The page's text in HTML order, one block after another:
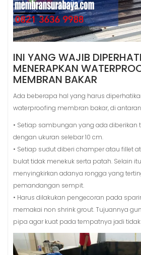
INI YANG WAJIB
MENERAPKAN
MEMBRAN BAKAR
Ada beberapa hal yang harus
waterproofing membran bakar, di
• Setiap sambungan yang ada
dengan ukuran selebar 10 cm.
• Setiap sudut diberi champer atau fillet
bulat tidak menekuk serta patah. Selain
menyingkirkan adanya rongga yang
pemandangan sempit.
• Harus dilakukan pengecoran pada
memakai non shrink grout. Tujuannya
pipa agar kuat pada tempatnya jadi tidak